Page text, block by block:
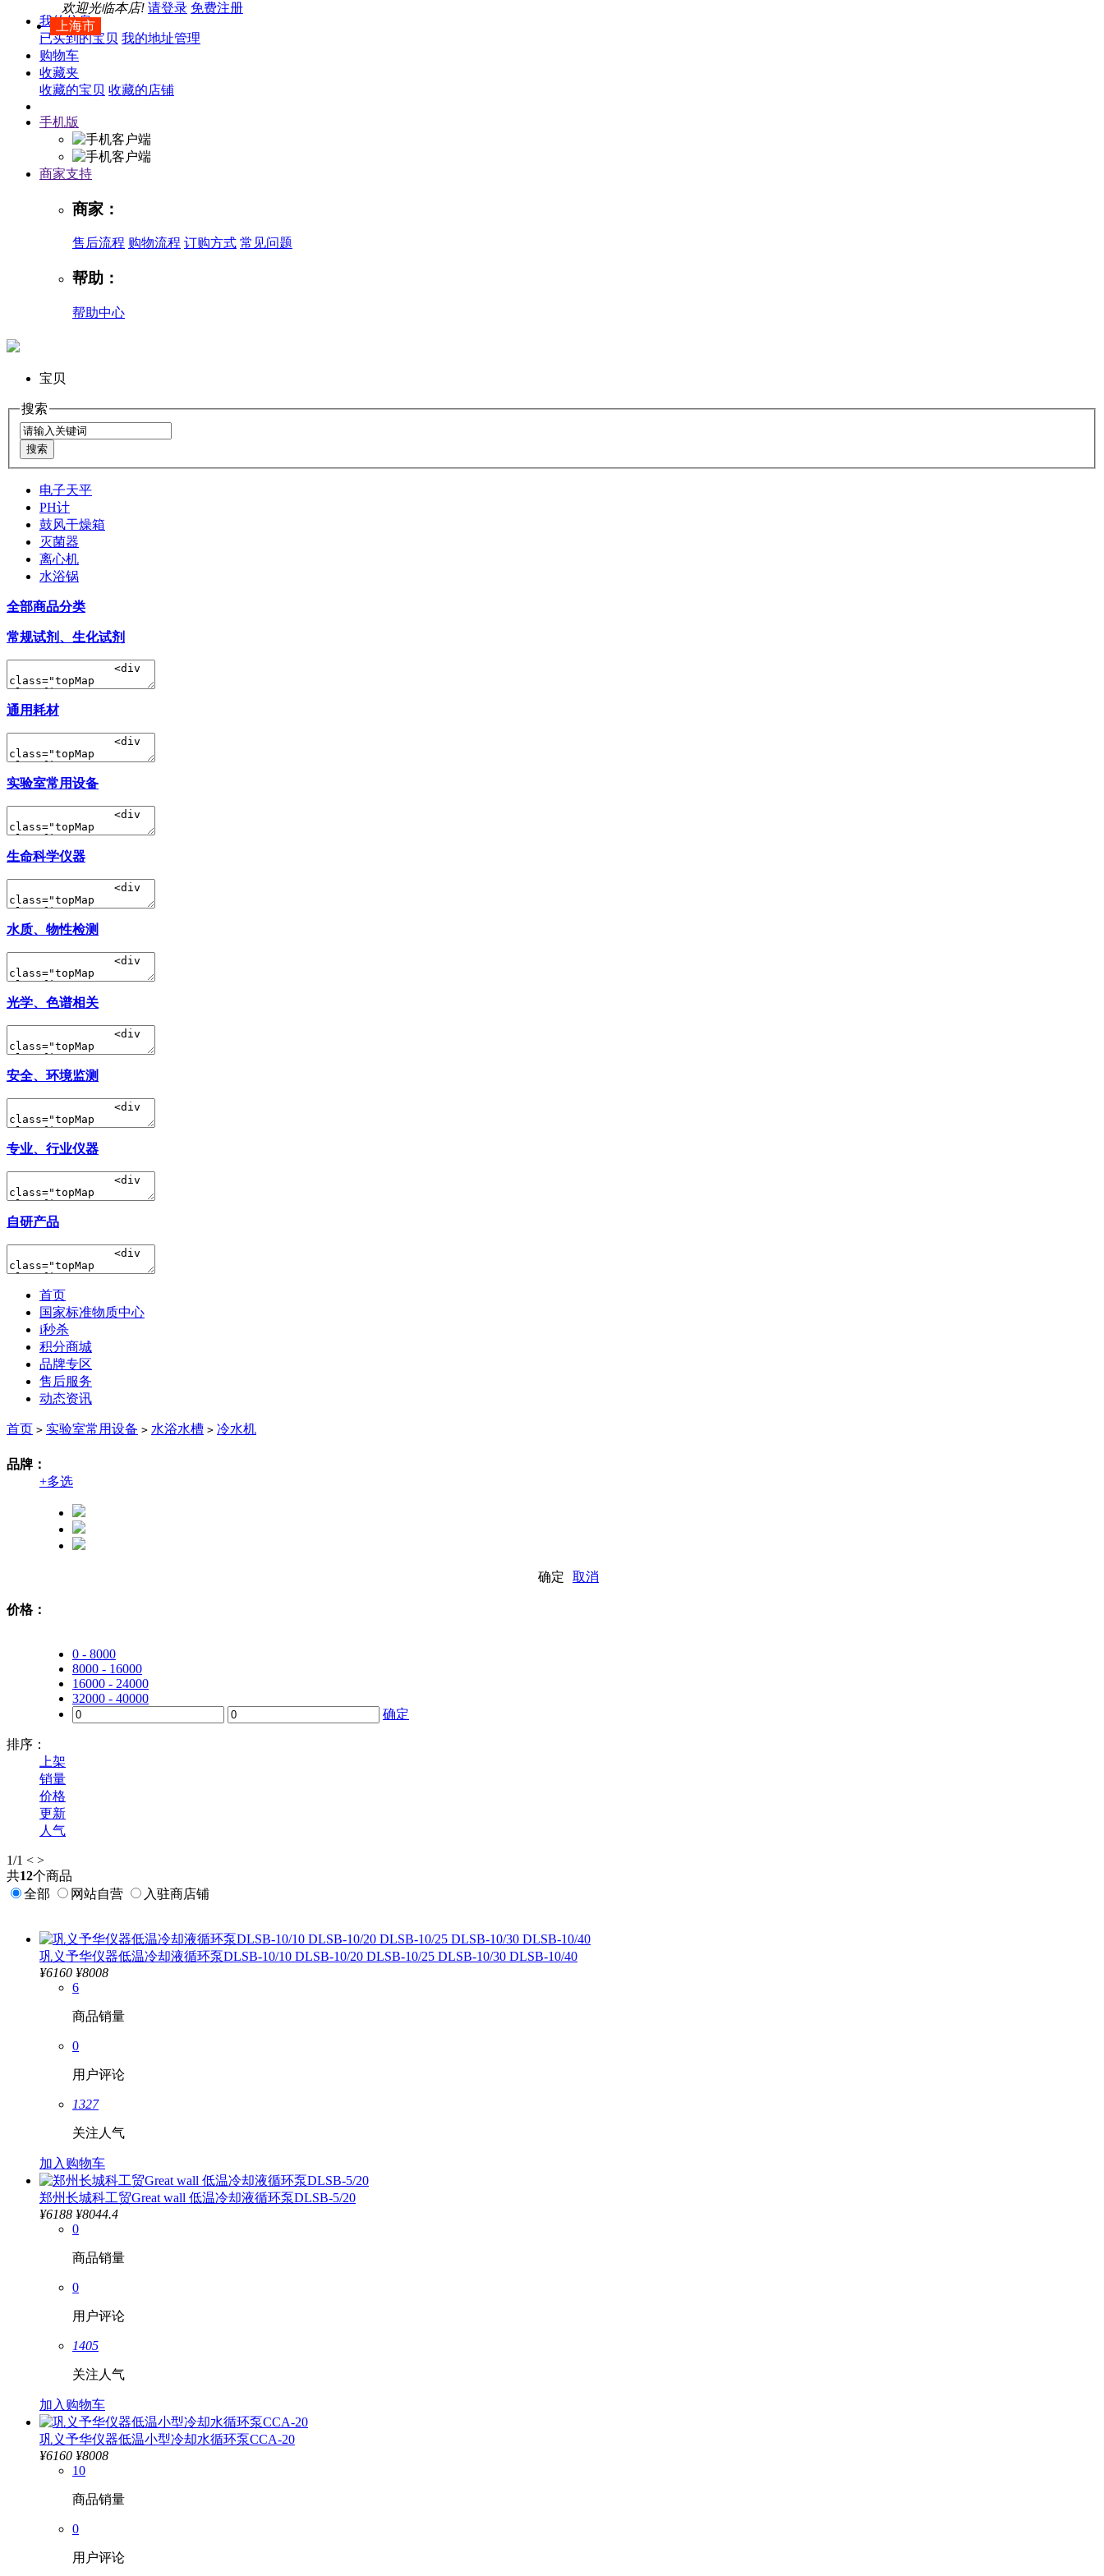
上海市
欢迎光临本店! 请登录 免费注册
我的信息
已买到的宝贝 我的地址管理
购物车
收藏夹
收藏的宝贝 收藏的店铺
手机版
商家支持
商家：
售后流程 购物流程 订购方式 常见问题
帮助：
帮助中心
宝贝
搜索
电子天平
PH计
鼓风干燥箱
灭菌器
离心机
水浴锅
全部商品分类
常规试剂、生化试剂
通用耗材
实验室常用设备
生命科学仪器
水质、物性检测
光学、色谱相关
安全、环境监测
专业、行业仪器
自研产品
首页
国家标准物质中心
i秒杀
积分商城
品牌专区
售后服务
动态资讯
首页 > 实验室常用设备 > 水浴水槽 > 冷水机
品牌：
+多选
确定 取消
价格：
0 - 8000
8000 - 16000
16000 - 24000
32000 - 40000
确定
排序：
上架
销量
价格
更新
人气
1/1 < >
共12个商品
全部
网站自营 入驻商店铺
巩义予华仪器低温冷却液循环泵DLSB-10/10 DLSB-10/20 DLSB-10/25 DLSB-10/30 DLSB-10/40
¥6160 ¥8008
6
商品销量
0
用户评论
1327
关注人气
加入购物车
郑州长城科工贸Great wall 低温冷却液循环泵DLSB-5/20
¥6188 ¥8044.4
0
商品销量
0
用户评论
1405
关注人气
加入购物车
巩义予华仪器低温小型冷却水循环泵CCA-20
¥6160 ¥8008
10
商品销量
0
用户评论